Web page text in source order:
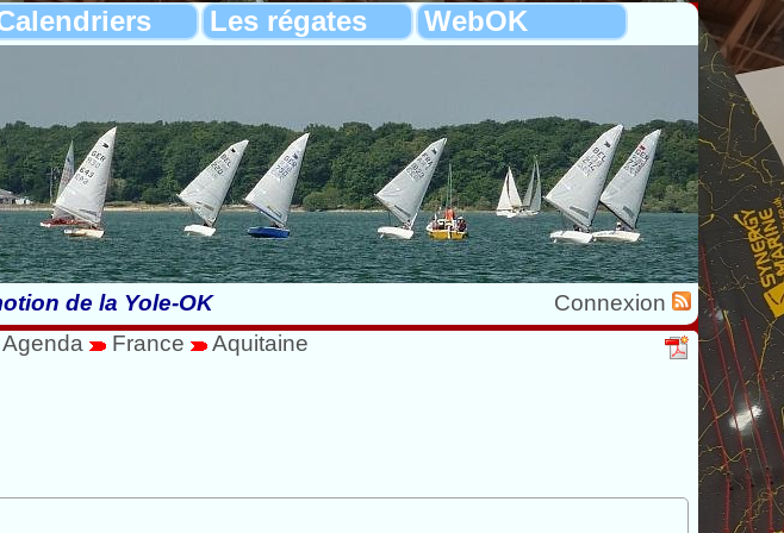
Les régates WebOK
de la Yole-OK
Connexion
Agenda France Aquitaine